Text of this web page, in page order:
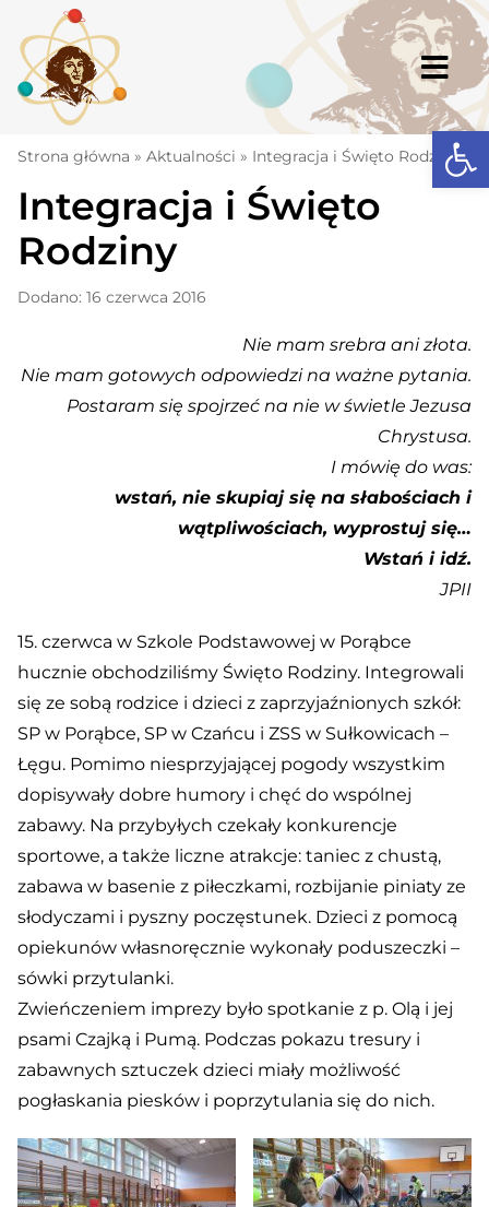
content
Strona główna
Aktualności
Komunikaty
Szkoła
Osiągnięcia
Strona główna » Aktualności » Integracja i Święto Rodziny
Integracja i Święto
Rodziny
Dodano: 16 czerwca 2016
Nie mam srebra ani złota.
Nie mam gotowych odpowiedzi na ważne pytania.
Postaram się spojrzeć na nie w świetle Jezusa
Chrystusa.
I mówię do was:
wstań, nie skupiaj się na słabościach i
wątpliwościach, wyprostuj się…
Wstań i idź.
JPII
15. czerwca w Szkole Podstawowej w Porąbce
hucznie obchodziliśmy Święto Rodziny. Integrowali
się ze sobą rodzice i dzieci z zaprzyjaźnionych szkół:
SP w Porąbce, SP w Czańcu i ZSS w Sułkowicach –
Łęgu. Pomimo niesprzyjającej pogody wszystkim
dopisywały dobre humory i chęć do wspólnej
zabawy. Na przybyłych czekały konkurencje
sportowe, a także liczne atrakcje: taniec z chustą,
zabawa w basenie z piłeczkami, rozbijanie piniaty ze
słodyczami i pyszny poczęstunek. Dzieci z pomocą
opiekunów własnoręcznie wykonały poduszeczki –
sówki przytulanki.
Zwieńczeniem imprezy było spotkanie z p. Olą i jej
psami Czajką i Pumą. Podczas pokazu tresury i
zabawnych sztuczek dzieci miały możliwość
pogłaskania piesków i poprzytulania się do nich.